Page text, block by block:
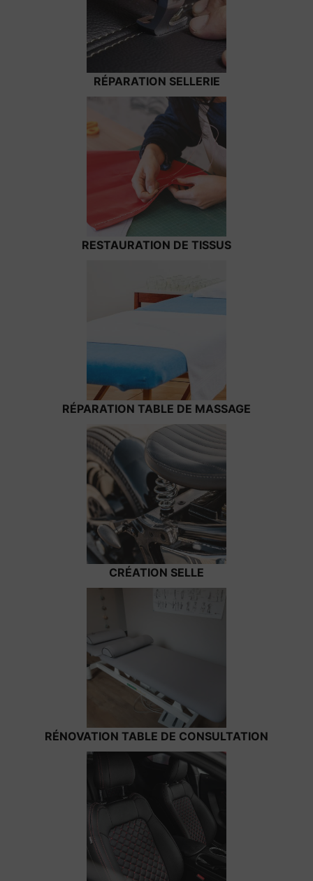
RÉPARATION SELLERIE
RESTAURATION DE TISSUS
RÉPARATION TABLE DE MASSAGE
CRÉATION SELLE
RÉNOVATION TABLE DE CONSULTATION